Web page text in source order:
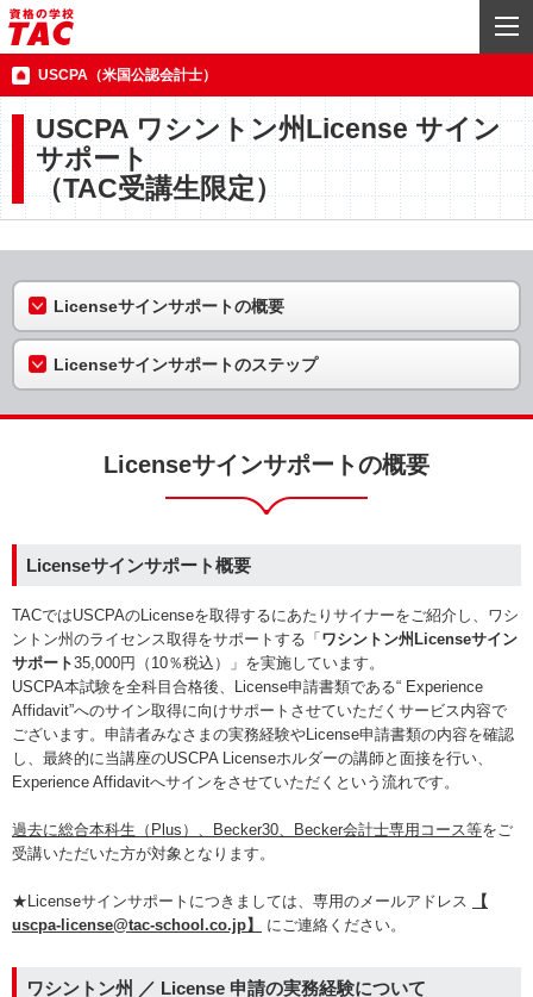
USCPA（米国公認会計士）
USCPA ワシントン州License サイン
サポート
（TAC受講生限定）
Licenseサインサポートの概要
Licenseサインサポートのステップ
Licenseサインサポートの概要
Licenseサインサポート概要
TACではUSCPAのLicenseを取得するにあたりサイナーをご紹介し、ワシ
ントン州のライセンス取得をサポートする「 ワシントン州Licenseサイン
サポート35,000円（10％税込）」を実施しています。
USCPA本試験を全科目合格後、License申請書類である“ Experience
Affidavit”へのサイン取得に向けサポートさせていただくサービス内容で
ございます。申請者みなさまの実務経験やLicense申請書類の内容を確認
し、最終的に当講座のUSCPA Licenseホルダーの講師と面接を行い、
Experience Affidavitへサインをさせていただくという流れです。
過去に総合本科生（Plus）、Becker30、Becker会計士専用コース等をご
受講いただいた方が対象となります。
★Licenseサインサポートにつきましては、専用のメールアドレス
【
uscpa-license@tac-school.co.jp】
にご連絡ください。
ワシントン州 ／ License 申請の実務経験について